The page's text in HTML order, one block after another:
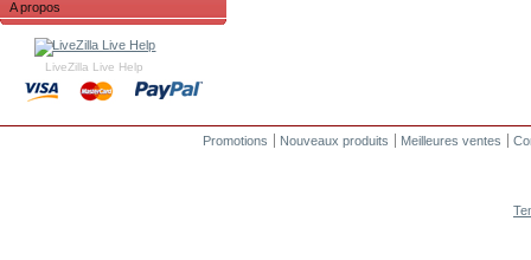
A propos
LiveZilla Live Help
Promotions Nouveaux produits Meilleures ventes